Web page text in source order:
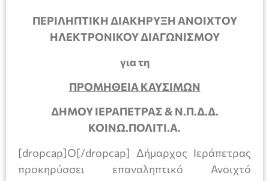
ΠΕΡΙΛΗΠΤΙΚΗ ΔΙΑΚΗΡΥΞΗ ΑΝΟΙΧΤΟΥ
ΗΛΕΚΤΡΟΝΙΚΟΥ ΔΙΑΓΩΝΙΣΜΟΥ
για τη
ΠΡΟΜΗΘΕΙΑ ΚΑΥΣΙΜΩΝ
ΔΗΜΟΥ ΙΕΡΑΠΕΤΡΑΣ & Ν.Π.Δ.Δ.
ΚΟΙΝΩ.ΠΟΛΙΤΙ.Α.
[dropcap]Ο[/dropcap] Δήμαρχος Ιεράπετρας
προκηρύσσει επαναληπτικό Ανοιχτό